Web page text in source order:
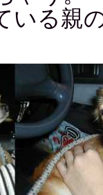
いる親